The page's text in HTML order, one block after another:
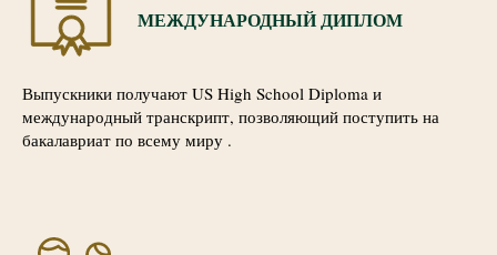
МЕЖДУНАРОДНЫЙ ДИПЛОМ
Выпускники получают US High School Diploma и
международный транскрипт, позволяющий поступить на
бакалавриат по всему миру .